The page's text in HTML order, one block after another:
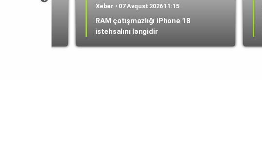
Xəbər • 07 Avqust 2026 11:15
RAM çatışmazlığı iPhone 18
istehsalını ləngidir